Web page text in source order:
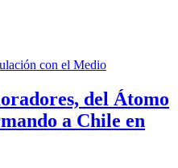
con el Medio
del Átomo
a Chile en